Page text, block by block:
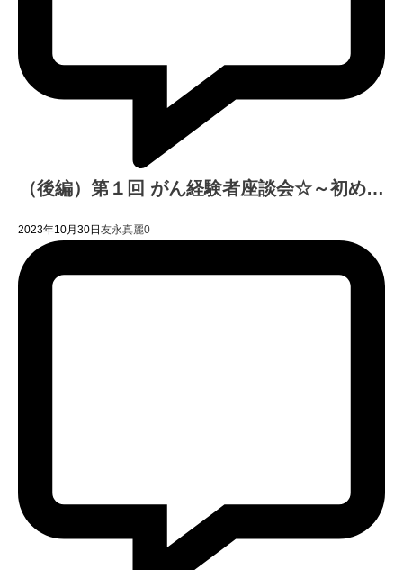
（後編）第１回 がん経験者座談会☆～初め…
2023年10月30日友永真麗0